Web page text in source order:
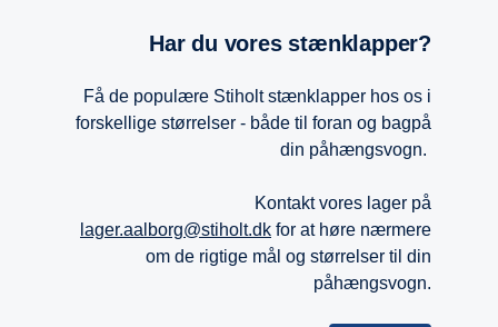
Har du vores stænklapper?
Få de populære Stiholt stænklapper hos os i
forskellige størrelser - både til foran og bagpå
din påhængsvogn.
Kontakt vores lager på
lager.aalborg@stiholt.dk for at høre nærmere
om de rigtige mål og størrelser til din
påhængsvogn.